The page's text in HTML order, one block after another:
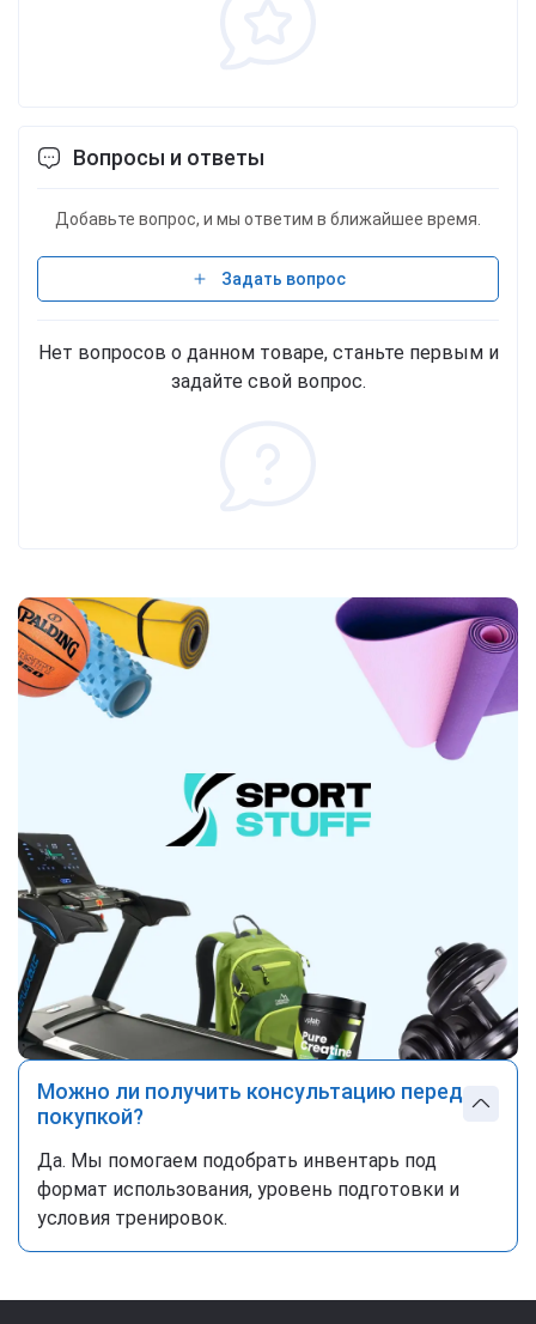
Вопросы и ответы
Добавьте вопрос, и мы ответим в ближайшее время.
Задать вопрос
Нет вопросов о данном товаре, станьте первым и
задайте свой вопрос.
Можно ли получить консультацию перед
покупкой?
Да. Мы помогаем подобрать инвентарь под
формат использования, уровень подготовки и
условия тренировок.